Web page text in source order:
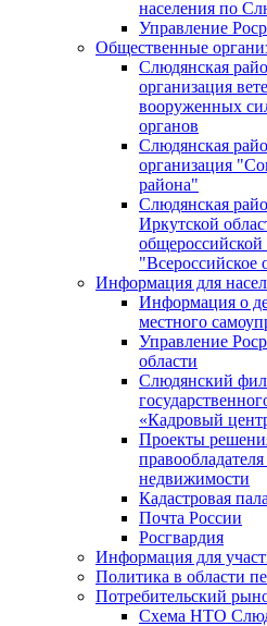
населения по
Управление
Общественные
Слюдянская
организация
вооруженных
органов
Слюдянская
организация
района"
Слюдянская
Иркутской
"Всероссийское
Информация для
Информация о
местного
Управление
области
Слюдянский
«Кадровый
Проекты
недвижимости
Кадастровая
Почта России
Росгвардия
Информация для
Политика в области
Потребительский
Схема НТО